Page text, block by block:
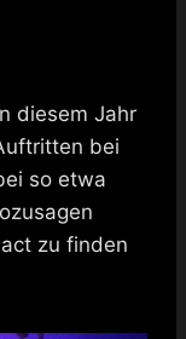
diesem Jahr
bei
so etwa
zu finden